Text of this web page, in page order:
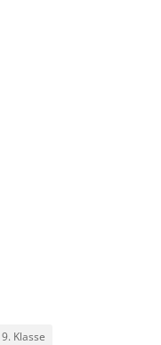
9. Klasse